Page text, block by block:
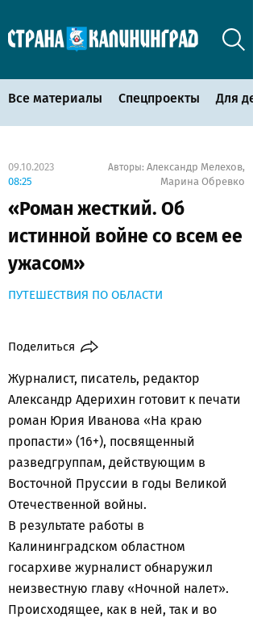
Все материалы Спецпроекты Для
09.10.2023
08:25
Авторы: Александр Мелехов,
Марина Обревко
«Роман жесткий. Об
истинной войне со всем ее
ужасом»
ПУТЕШЕСТВИЯ ПО ОБЛАСТИ
Поделиться
Журналист, писатель, редактор
Александр Адерихин готовит к печати
роман Юрия Иванова «На краю
пропасти» (16+), посвященный
разведгруппам, действующим в
Восточной Пруссии в годы Великой
Отечественной войны.
В результате работы в
Калининградском областном
госархиве журналист обнаружил
неизвестную главу «Ночной налет».
Происходящее, как в ней, так и во